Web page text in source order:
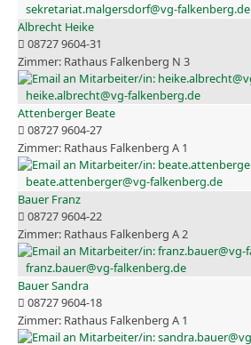
sekretariat.malgersdorf@vg-falkenberg.de
Albrecht Heike
08727 9604-31
Rathaus Falkenberg N 3
heike.albrecht@vg-falkenberg.de
Attenberger Beate
08727 9604-27
Rathaus Falkenberg A 1
beate.attenberger@vg-falkenberg.de
Bauer Franz
08727 9604-22
Rathaus Falkenberg A 2
franz.bauer@vg-falkenberg.de
Bauer Sandra
08727 9604-18
Rathaus Falkenberg A 1